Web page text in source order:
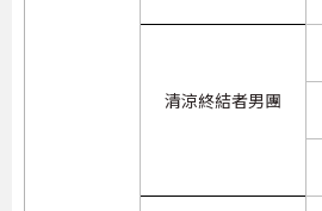
清涼終結者男團